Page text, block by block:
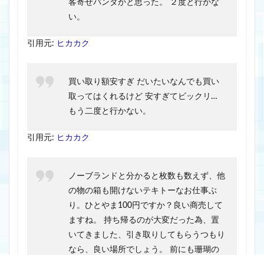
客寄せパンダかと思った。 ２度と行かな
い。
引用元: ヒカカク
買い取り額安すぎ だいたいなんでも買い
取ってはくれるけど 安すぎてビックリ…
もう二度と行かない。
引用元: ヒカカク
ノーブランドと分かると枚数も数えず、他
の物の箱も開けないテキトーなお仕事ぶ
り。ひとやま100円ですか？良い商売して
ますね。 持ち帰るのが大変だった為、置
いてきました、引き取りしてもらうつもり
なら、良い場所でしょう。 前にも珊瑚の